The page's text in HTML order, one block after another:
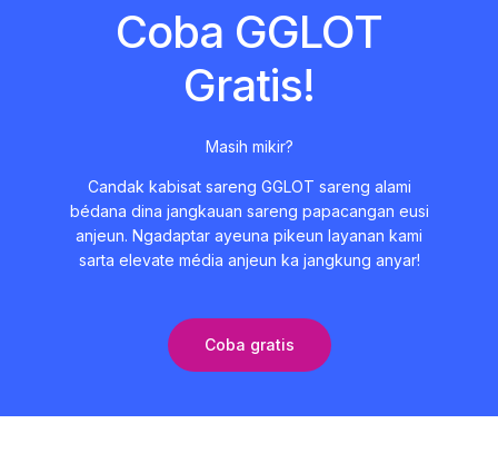
Coba GGLOT
Gratis!
Masih mikir?
Candak kabisat sareng GGLOT sareng alami
bédana dina jangkauan sareng papacangan eusi
anjeun. Ngadaptar ayeuna pikeun layanan kami
sarta elevate média anjeun ka jangkung anyar!
Coba gratis